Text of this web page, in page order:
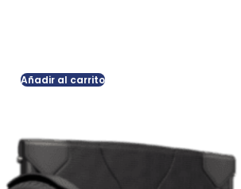
Añadir al carrito